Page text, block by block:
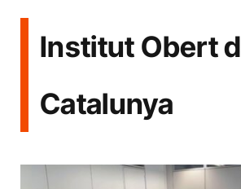
Institut Obert
Catalunya